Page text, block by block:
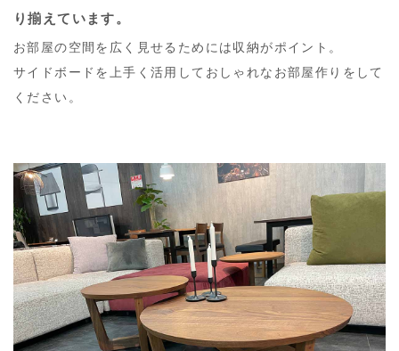
り揃えています。
お部屋の空間を広く見せるためには収納がポイント。
サイドボードを上手く活用しておしゃれなお部屋作りをして
ください。